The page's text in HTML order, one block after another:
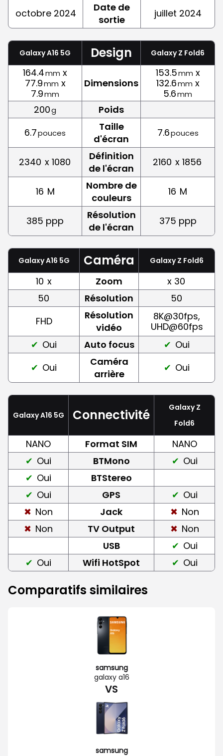
octobre 2024
Date de
sortie
juillet 2024
Galaxy A16 5G Design Galaxy Z Fold6
164.4mm x
77.9mm x
7.9mm
Dimensions
153.5mm x
132.6mm x
5.6mm
200g
Poids
6.7pouces
Taille
d'écran
7.6pouces
2340 x 1080
Définition
de l'écran
2160 x 1856
16 M
Nombre de
couleurs
16 M
385 ppp
Résolution
de l'écran
375 ppp
Galaxy A16 5G Caméra Galaxy Z Fold6
10 x Zoom
x 30
50
Résolution
50
FHD
Résolution
vidéo
8K@30fps,
UHD@60fps
Oui
Auto focus
Oui
Oui
Caméra
arrière
Oui
Galaxy A16 5G Connectivité
Galaxy Z
Fold6
NANO Format SIM
NANO
Oui
BTMono
Oui
Oui
BTStereo
Oui
GPS
Oui
Non
Jack
Non
Non
TV Output
Non
USB
Oui
Oui
Wifi HotSpot Oui
Comparatifs similaires
samsung
galaxy a16
VS
samsung